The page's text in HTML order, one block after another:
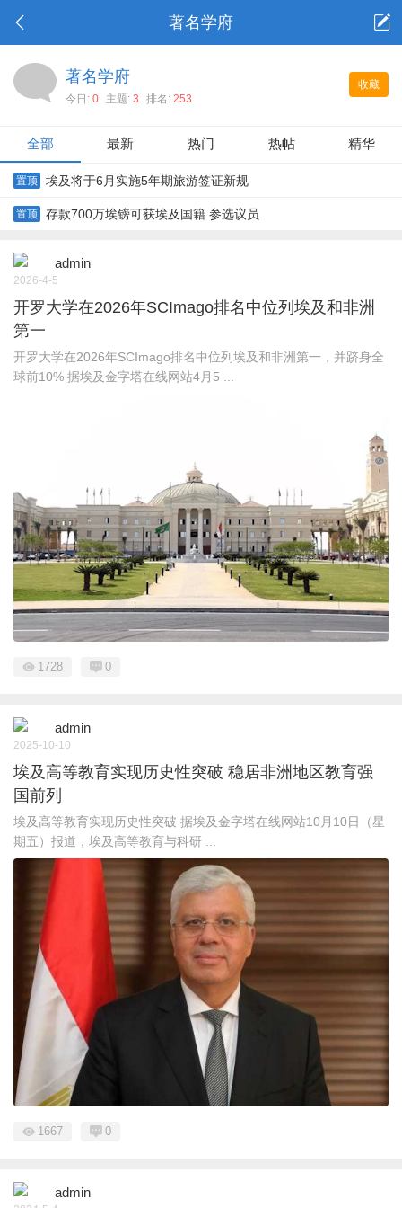
著名学府
收藏
著名学府
今日: 0 主题: 3 排名: 253
全部 最新 热门 热帖 精华
置顶 埃及将于6月实施5年期旅游签证新规
置顶 存款700万埃镑可获埃及国籍 参选议员
admin
2026-4-5
开罗大学在2026年SCImago排名中位列埃及和非洲
第一
开罗大学在2026年SCImago排名中位列埃及和非洲第一，并跻身全
球前10% 据埃及金字塔在线网站4月5 ...
1728 0
admin
2025-10-10
埃及高等教育实现历史性突破 稳居非洲地区教育强
国前列
埃及高等教育实现历史性突破 据埃及金字塔在线网站10月10日（星
期五）报道，埃及高等教育与科研 ...
1667 0
admin